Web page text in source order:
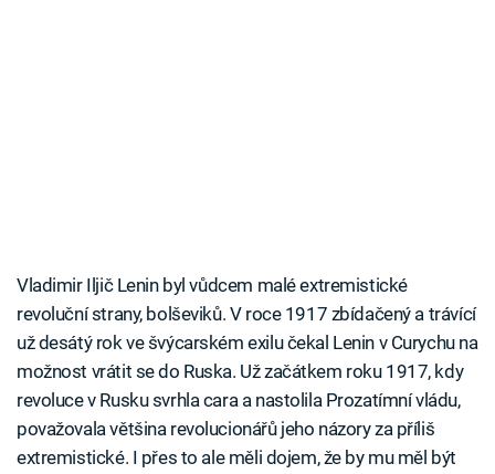
Vladimir Iljič Lenin byl vůdcem malé extremistické
revoluční strany, bolševiků. V roce 1917 zbídačený a trávící
už desátý rok ve švýcarském exilu čekal Lenin v Curychu na
možnost vrátit se do Ruska. Už začátkem roku 1917, kdy
revoluce v Rusku svrhla cara a nastolila Prozatímní vládu,
považovala většina revolucionářů jeho názory za příliš
extremistické. I přes to ale měli dojem, že by mu měl být